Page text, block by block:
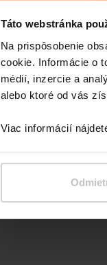
Táto webstránka
Na prispôsobenie
cookie. Informácie o
médií, inzercie a
alebo ktoré od vás
Viac informácií